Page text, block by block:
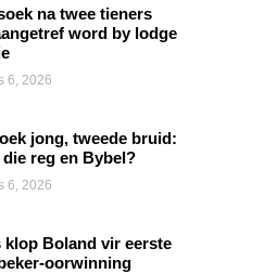
na twee tieners
word by lodge
6, 2026
jong, tweede bruid:
die reg en Bybel?
6, 2026
klop Boland vir eerste
oorwinning